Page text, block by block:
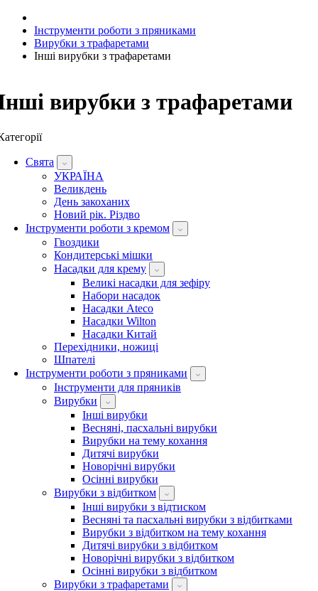
Інструменти роботи з пряниками
Вирубки з трафаретами
Інші вирубки з трафаретами
вирубки з трафаретами
Свята
УКРАЇНА
Великдень
День закоханих
Новий рік. Різдво
Інструменти роботи з кремом
Гвоздики
Кондитерські мішки
Насадки для крему
Великі насадки для зефіру
Набори насадок
Насадки Ateco
Насадки Wilton
Насадки Китай
Перехідники, ножиці
Шпателі
Інструменти роботи з пряниками
Інструменти для пряників
Вирубки
Інші вирубки
Весняні, пасхальні вирубки
Вирубки на тему кохання
Дитячі вирубки
Новорічні вирубки
Осінні вирубки
Вирубки з відбитком
Інші вирубки з відтиском
Весняні та пасхальні вирубки з відбитками
Вирубки з відбитком на тему кохання
Дитячі вирубки з відбитком
Новорічні вирубки з відбитком
Осінні вирубки з відбитком
Вирубки з трафаретами